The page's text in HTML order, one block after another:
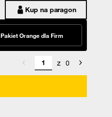
Kup na paragon
Pakiet Orange dla Firm
z 0